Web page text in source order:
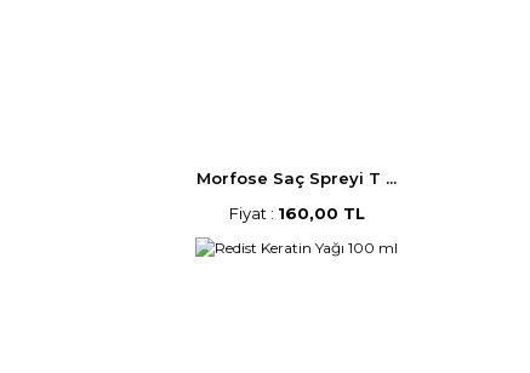
Morfose Saç Spreyi T ...
Fiyat : 160,00 TL